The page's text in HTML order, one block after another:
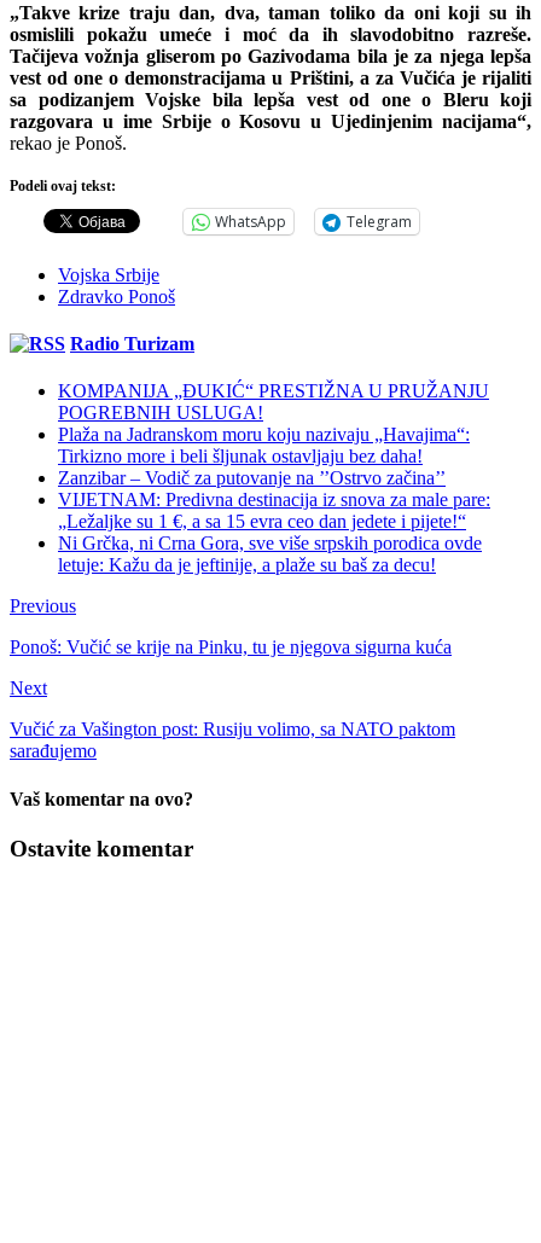
„Takve krize traju dan, dva, taman toliko da oni koji su ih
osmislili pokažu umeće i moć da ih slavodobitno razreše.
Tačijeva vožnja gliserom po Gazivodama bila je za njega lepša
vest od one o demonstracijama u Prištini, a za Vučića je rijaliti
sa podizanjem Vojske bila lepša vest od one o Bleru koji
razgovara u ime Srbije o Kosovu u Ujedinjenim nacijama“,
rekao je Ponoš.
Podeli ovaj tekst:
WhatsApp Telegram
Vojska Srbije
Zdravko Ponoš
Radio Turizam
KOMPANIJA „ĐUKIĆ“ PRESTIŽNA U PRUŽANJU
POGREBNIH USLUGA!
Plaža na Jadranskom moru koju nazivaju „Havajima“:
Tirkizno more i beli šljunak ostavljaju bez daha!
Zanzibar – Vodič za putovanje na ’’Ostrvo začina’’
VIJETNAM: Predivna destinacija iz snova za male pare:
„Ležaljke su 1 €, a sa 15 evra ceo dan jedete i pijete!“
Ni Grčka, ni Crna Gora, sve više srpskih porodica ovde
letuje: Kažu da je jeftinije, a plaže su baš za decu!
Previous
Ponoš: Vučić se krije na Pinku, tu je njegova sigurna kuća
Next
Vučić za Vašington post: Rusiju volimo, sa NATO paktom
sarađujemo
Vaš komentar na ovo?
Ostavite komentar